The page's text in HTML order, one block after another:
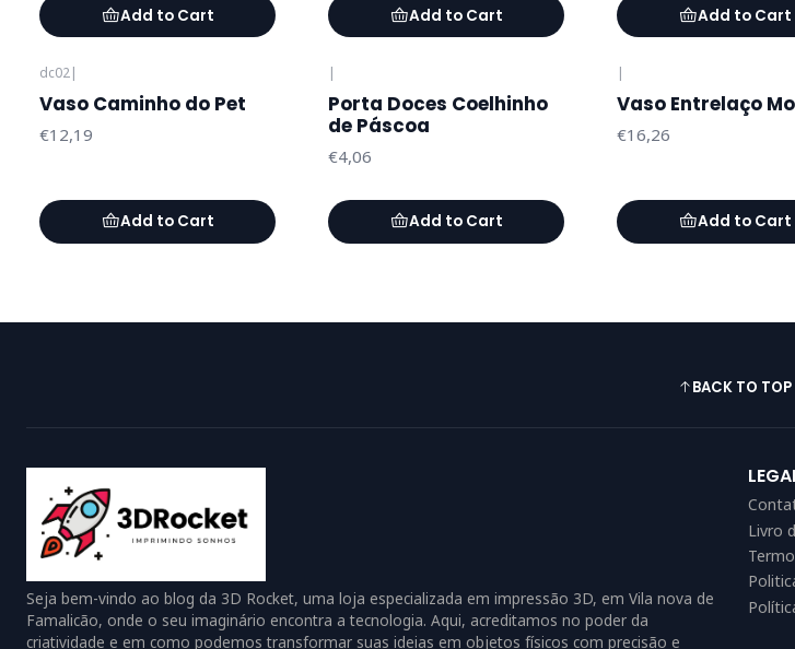
Add to Cart Add to Cart Add to Cart
dc02|
Vaso Caminho do Pet
€12,19
Add to Cart
|
Porta Doces Coelhinho
de Páscoa
€4,06
Add to Cart
|
Vaso Entrelaço
€16,26
Add to Cart
BACK TO TOP
Seja bem-vindo ao blog da 3D Rocket, uma loja especializada em impressão 3D, em Vila nova de
Famalicão, onde o seu imaginário encontra a tecnologia. Aqui, acreditamos no poder da
criatividade e em como podemos transformar suas ideias em objetos físicos com precisão e
Livro